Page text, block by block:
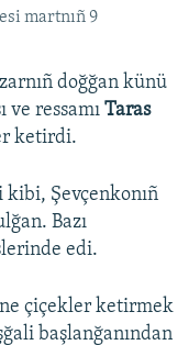
martnıñ 9
doğğan künü
ve ressamı Taras
ketirdi.
Şevçenkonıñ
Bazı
edi.
çiçekler ketirmek
başlanğanından